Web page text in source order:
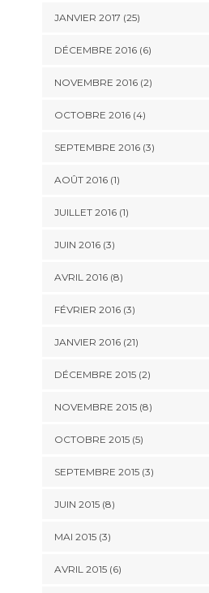
JANVIER 2017 (25)
DÉCEMBRE 2016 (6)
NOVEMBRE 2016 (2)
OCTOBRE 2016 (4)
SEPTEMBRE 2016 (3)
AOÛT 2016 (1)
JUILLET 2016 (1)
JUIN 2016 (3)
AVRIL 2016 (8)
FÉVRIER 2016 (3)
JANVIER 2016 (21)
DÉCEMBRE 2015 (2)
NOVEMBRE 2015 (8)
OCTOBRE 2015 (5)
SEPTEMBRE 2015 (3)
JUIN 2015 (8)
MAI 2015 (3)
AVRIL 2015 (6)